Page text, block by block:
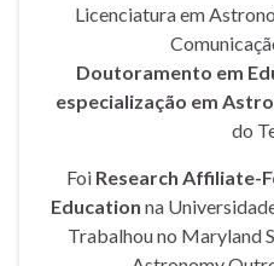
Licenciatura em
Doutoramento em
especialização em
do
Foi Research Affiliate-
Education na
Trabalhou no Maryland